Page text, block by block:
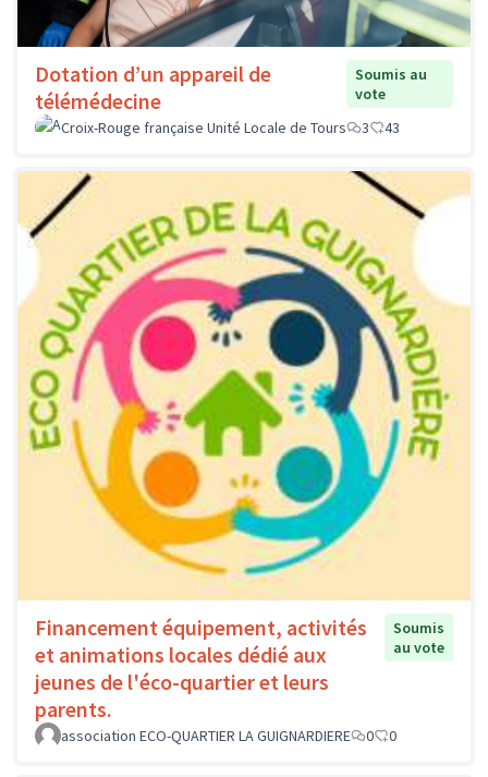
Dotation d’un appareil de
télémédecine
Soumis au
vote
Croix-Rouge française Unité Locale de Tours
3 43
Financement équipement, activités
et animations locales dédié aux
jeunes de l'éco-quartier et leurs
parents.
Soumis
au vote
association ECO-QUARTIER LA GUIGNARDIERE 0 0